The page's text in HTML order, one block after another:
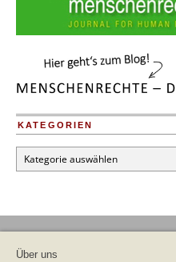
KATEGORIEN
Kategorien
Über uns